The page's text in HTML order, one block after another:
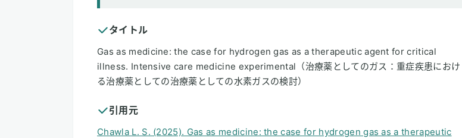
タイトル
Gas as medicine: the case for hydrogen gas as a therapeutic agent for critical
illness. Intensive care medicine experimental（治療薬としてのガス：重症疾患におけ
る治療薬としての治療薬としての水素ガスの検討）
引用元
Chawla L. S. (2025). Gas as medicine: the case for hydrogen gas as a therapeutic